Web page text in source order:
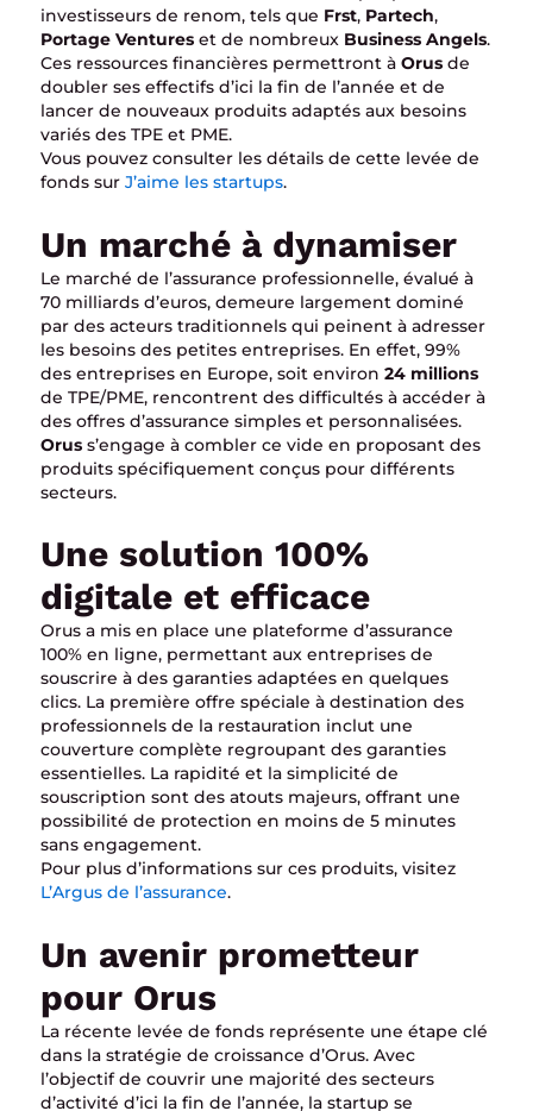
investisseurs de renom, tels que Frst, Partech,
Portage Ventures et de nombreux Business Angels.
Ces ressources financières permettront à Orus de
doubler ses effectifs d’ici la fin de l’année et de
lancer de nouveaux produits adaptés aux besoins
variés des TPE et PME.
Vous pouvez consulter les détails de cette levée de
fonds sur J’aime les startups.
Un marché à dynamiser
Le marché de l’assurance professionnelle, évalué à
70 milliards d’euros, demeure largement dominé
par des acteurs traditionnels qui peinent à adresser
les besoins des petites entreprises. En effet, 99%
des entreprises en Europe, soit environ 24 millions
de TPE/PME, rencontrent des difficultés à accéder à
des offres d’assurance simples et personnalisées.
Orus s’engage à combler ce vide en proposant des
produits spécifiquement conçus pour différents
secteurs.
Une solution 100%
digitale et efficace
Orus a mis en place une plateforme d’assurance
100% en ligne, permettant aux entreprises de
souscrire à des garanties adaptées en quelques
clics. La première offre spéciale à destination des
professionnels de la restauration inclut une
couverture complète regroupant des garanties
essentielles. La rapidité et la simplicité de
souscription sont des atouts majeurs, offrant une
possibilité de protection en moins de 5 minutes
sans engagement.
Pour plus d’informations sur ces produits, visitez
L’Argus de l’assurance.
Un avenir prometteur
pour Orus
La récente levée de fonds représente une étape clé
dans la stratégie de croissance d’Orus. Avec
l’objectif de couvrir une majorité des secteurs
d’activité d’ici la fin de l’année, la startup se